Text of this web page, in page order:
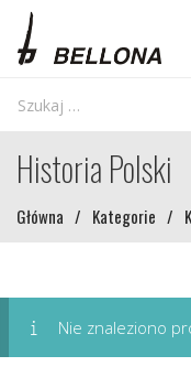
Historia Polski
Główna / Kategorie /
Nie znaleziono